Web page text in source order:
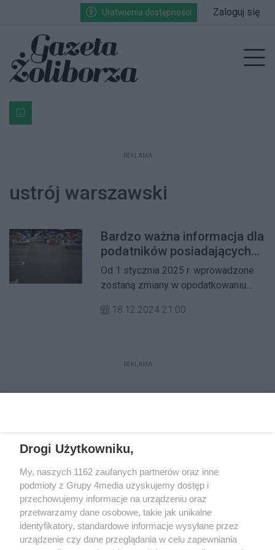
Przejdź do głównych treści
Przejdź do wyszukiwarki
Przejdź do głównego menuUłatwienia dostępności Zaloguj się
Bardzo ważna informacja dla podatników posiadających
REKLAMA
ustrój warszawski
Bardzo ważna informacja dla
podatników posiadających
garaż!
Od 1 stycznia 2025 r. wprowadzone
zostaną zmiany w opodatkowaniu
wielorodzinnych. Zmiana nie dotyczy
znajdujących się w budynkach
18.12.2024 21:00
REKLAMA
Reklama Kontakt Regulamin
Dystrybucja
Regulamin prenumeraty
Polityka Prywatności
Drogi Użytkowniku,
My, naszych 1162 zaufanych partnerów oraz inne
podmioty z Grupy 4media uzyskujemy dostęp i
przechowujemy informacje na urządzeniu oraz
przetwarzamy dane osobowe, takie jak unikalne
identyfikatory, standardowe informacje wysyłane przez
urządzenie czy dane przeglądania w celu zapewniania